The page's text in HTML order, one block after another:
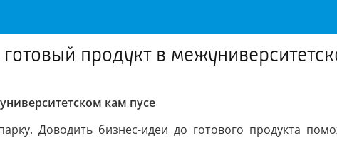
продукт в
кам пусе
Доводить бизнес-идеи до готового продукта